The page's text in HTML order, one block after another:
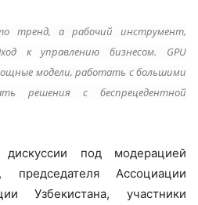
тренд, а рабочий инструмент,
к управлению бизнесом. GPU
модели, работать с большими
решения с беспрецедентной
под модерацией
, председателя Ассоциации
Узбекистана, участники